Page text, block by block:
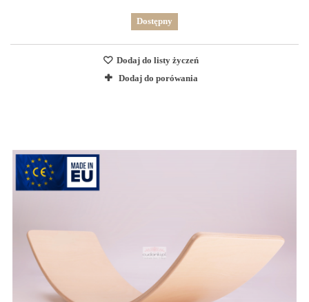
Dostępny
Dodaj do listy życzeń
Dodaj do porówania